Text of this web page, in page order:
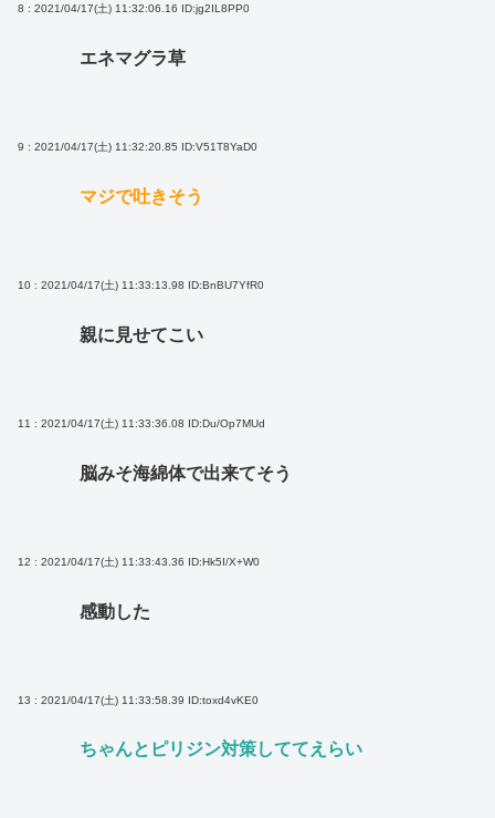
8 : 2021/04/17(土) 11:32:06.16 ID:jg2IL8PP0
エネマグラ草
9 : 2021/04/17(土) 11:32:20.85 ID:V51T8YaD0
マジで吐きそう
10 : 2021/04/17(土) 11:33:13.98 ID:BnBU7YfR0
親に見せてこい
11 : 2021/04/17(土) 11:33:36.08 ID:Du/Op7MUd
脳みそ海綿体で出来てそう
12 : 2021/04/17(土) 11:33:43.36 ID:Hk5I/X+W0
感動した
13 : 2021/04/17(土) 11:33:58.39 ID:toxd4vKE0
ちゃんとピリジン対策しててえらい